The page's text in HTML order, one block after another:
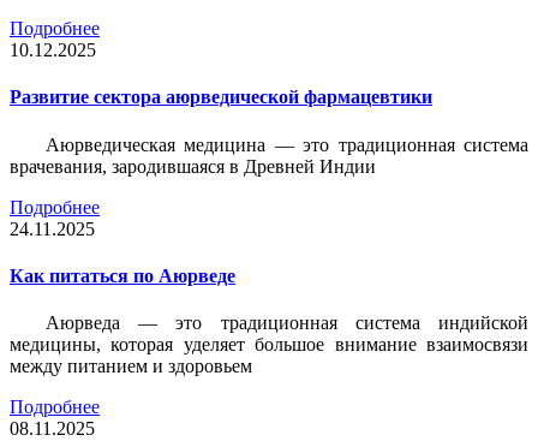
Подробнее
10.12.2025
Развитие сектора аюрведической фармацевтики
Аюрведическая медицина — это традиционная система
врачевания, зародившаяся в Древней Индии
Подробнее
24.11.2025
Как питаться по Аюрведе
Аюрведа — это традиционная система индийской
медицины, которая уделяет большое внимание взаимосвязи
между питанием и здоровьем
Подробнее
08.11.2025